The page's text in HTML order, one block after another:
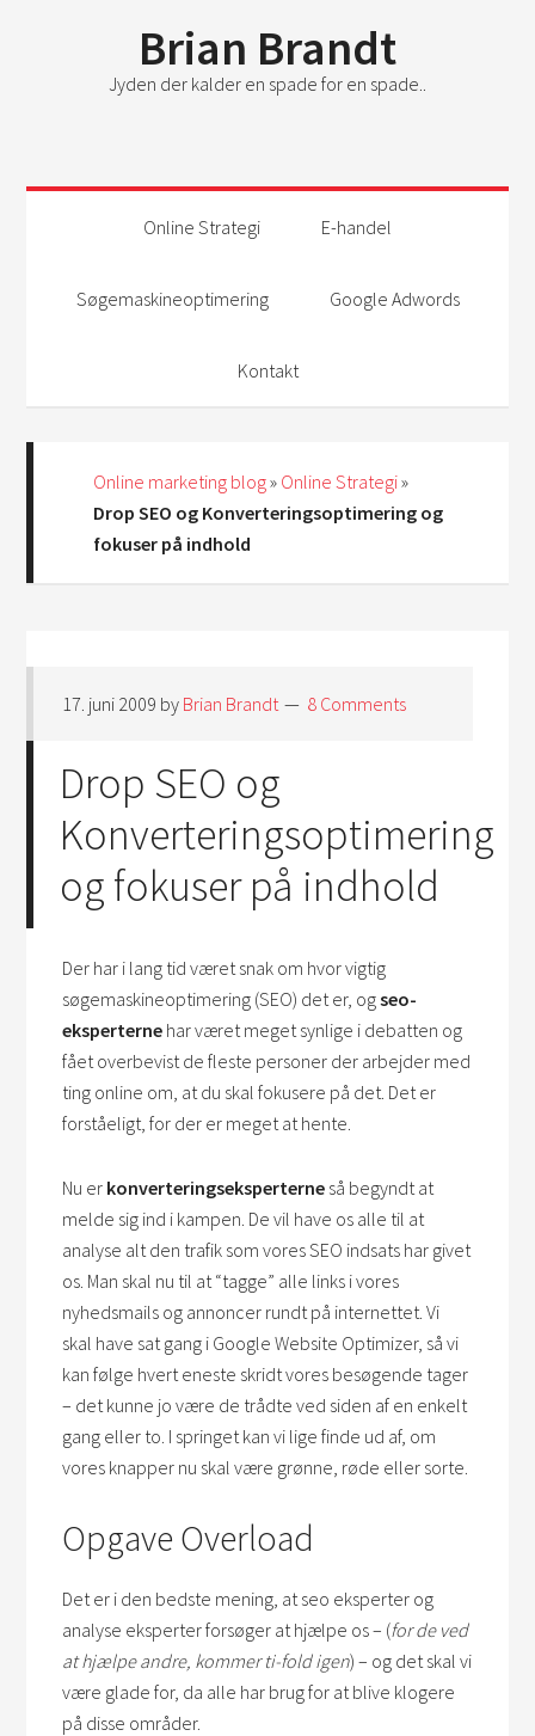
Brian Brandt
Jyden der kalder en spade for en spade..
Online Strategi E-handel
Søgemaskineoptimering Google Adwords
Kontakt
Online marketing blog» Online Strategi»
Drop SEO og Konverteringsoptimering og
fokuser på indhold
17. juni 2009 by Brian Brandt 8 Comments
Drop SEO og
Konverteringsoptimering
og fokuser på indhold
Der har i lang tid været snak om hvor vigtig
søgemaskineoptimering (SEO) det er, ogseo-
eksperterne har været meget synlige i debatten og
fået overbevist de fleste personer der arbejder med
ting online om, at du skal fokusere på det. Det er
forståeligt, for der er meget at hente.
Nu er konverteringseksperterne så begyndt at
melde sig ind i kampen. De vil have os alle til at
analyse alt den trafik som vores SEO indsats har givet
os. Man skal nu til at “tagge” alle links i vores
nyhedsmails og annoncer rundt på internettet. Vi
skal have sat gang i Google Website Optimizer, så vi
kan følge hvert eneste skridt vores besøgende tager
– det kunne jo være de trådte ved siden af en enkelt
gang eller to. I springet kan vi lige finde ud af, om
vores knapper nu skal være grønne, røde eller sorte.
Opgave Overload
Det er i den bedste mening, at seo eksperter og
analyse eksperter forsøger at hjælpe os – (for de ved
at hjælpe andre, kommer ti-fold igen) – og det skal vi
være glade for, da alle har brug for at blive klogere
på disse områder.